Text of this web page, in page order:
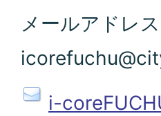
メールアドレス
i-